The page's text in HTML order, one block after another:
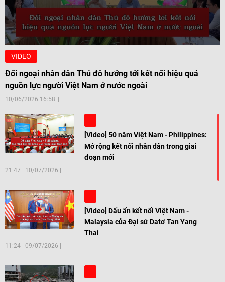
VIDEO
Đối ngoại nhân dân Thủ đô hướng tới kết nối hiệu quả
nguồn lực người Việt Nam ở nước ngoài
10/06/2026 16:58
[Video] 50 năm Việt Nam - Philippines:
Mở rộng kết nối nhân dân trong giai
đoạn mới
21:47 10/07/2026
[Video] Dấu ấn kết nối Việt Nam -
Malaysia của Đại sứ Dato' Tan Yang
Thai
11:24 09/07/2026